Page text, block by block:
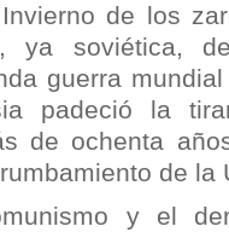
de los
ya soviética,
guerra
padeció la
de ochenta
de la
y el